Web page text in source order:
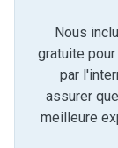
Nous
gratuite
par
assurer
meilleure